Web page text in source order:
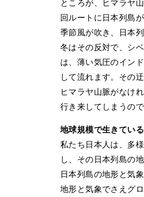
ところが、ヒマラヤ
回ルートに日本列島
季節風が吹き、日本
冬はその反対で、シ
は、薄い気圧のイン
して流れます。その
ヒマラヤ山脈がなけ
行き来してしまうので
地球規模で生きてい
私たち日本人は、多
し、その日本列島の
日本列島の地形と気
地形と気象でさえグ